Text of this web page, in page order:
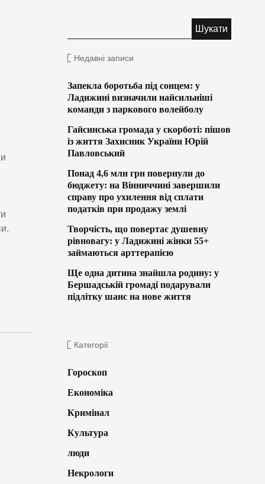
Недавні записи
Запекла боротьба під сонцем: у
Ладижині визначили найсильніші
команди з паркового волейболу
Гайсинська громада у скорботі: пішов
із життя Захисник України Юрій
Павловський
Понад 4,6 млн грн повернули до
бюджету: на Вінниччині завершили
справу про ухилення від сплати
податків при продажу землі
Творчість, що повертає душевну
рівновагу: у Ладижині жінки 55+
займаються арттерапією
Ще одна дитина знайшла родину: у
Бершадській громаді подарували
підлітку шанс на нове життя
Категорії
Гороскоп
Економіка
Кримінал
Культура
люди
Некрологи